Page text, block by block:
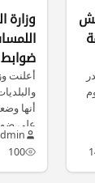
وزارة
التجاوز
أعلنت
أنها
على
100